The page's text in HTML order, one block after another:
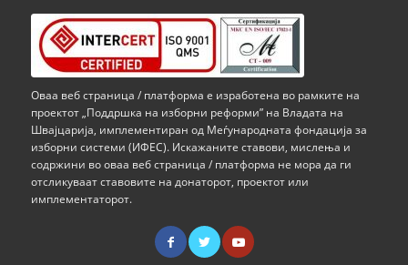
Оваа веб страница / платформа е изработена во рамките на
проектот „Поддршка на изборни реформи” на Владата на
Швајцарија, имплементиран од Меѓународната фондација за
изборни системи (ИФЕС). Искажаните ставови, мислења и
содржини во оваа веб страница / платформа не мора да ги
отсликуваат ставовите на донаторот, проектот или
имплементаторот.